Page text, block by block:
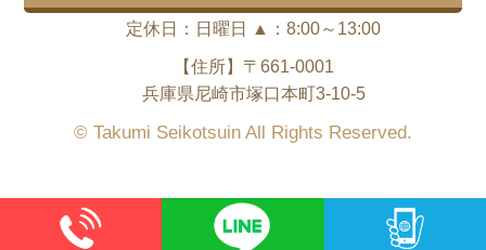
定休日：日曜日 ▲：8:00～13:00
【住所】〒661-0001
兵庫県尼崎市塚口本町3-10-5
© Takumi Seikotsuin All Rights Reserved.